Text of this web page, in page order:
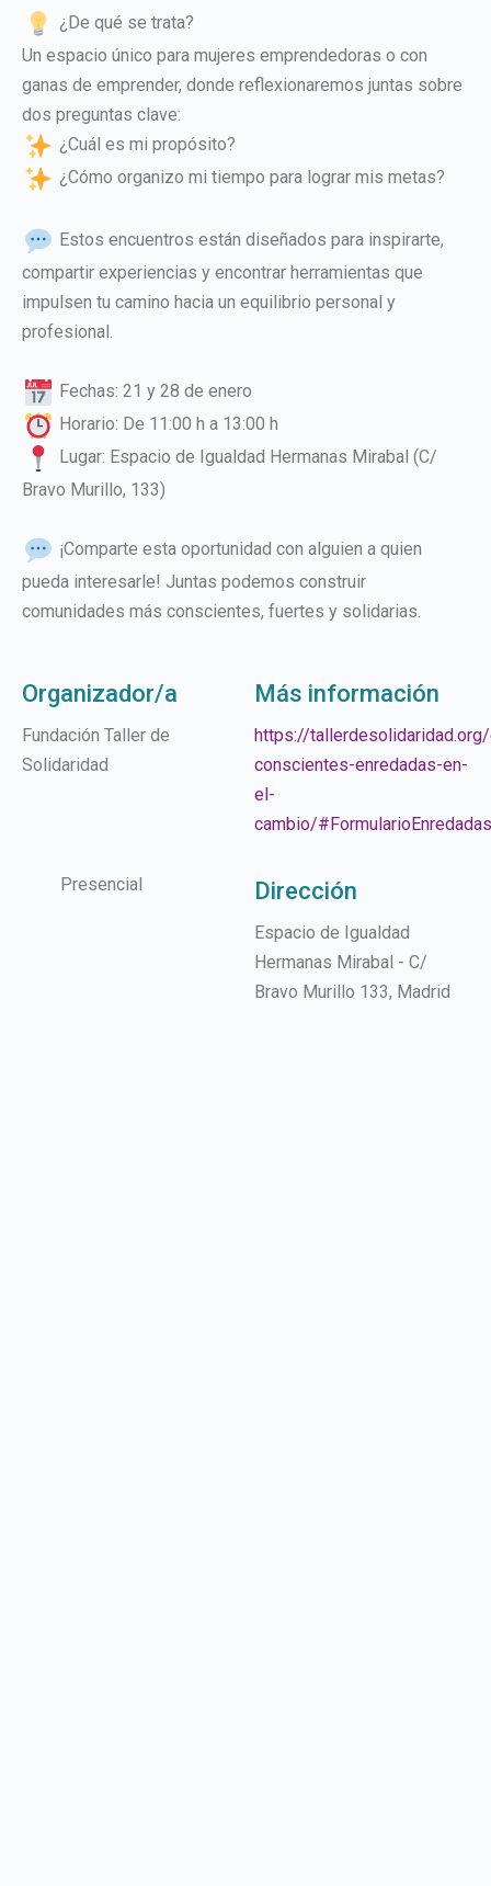
¿De qué se trata?
Un espacio único para mujeres emprendedoras o con
ganas de emprender, donde reflexionaremos juntas sobre
dos preguntas clave:
¿Cuál es mi propósito?
¿Cómo organizo mi tiempo para lograr mis metas?
Estos encuentros están diseñados para inspirarte,
compartir experiencias y encontrar herramientas que
impulsen tu camino hacia un equilibrio personal y
profesional.
Fechas: 21 y 28 de enero
Horario: De 11:00 h a 13:00 h
Lugar: Espacio de Igualdad Hermanas Mirabal (C/
Bravo Murillo, 133)
¡Comparte esta oportunidad con alguien a quien
pueda interesarle! Juntas podemos construir
comunidades más conscientes, fuertes y solidarias.
Organizador/a
Fundación Taller de
Solidaridad
Más información
https://
conscientes-enredadas-en-
el-
cambio/
Presencial Dirección
Espacio de Igualdad
Hermanas Mirabal - C/
Bravo Murillo 133, Madrid